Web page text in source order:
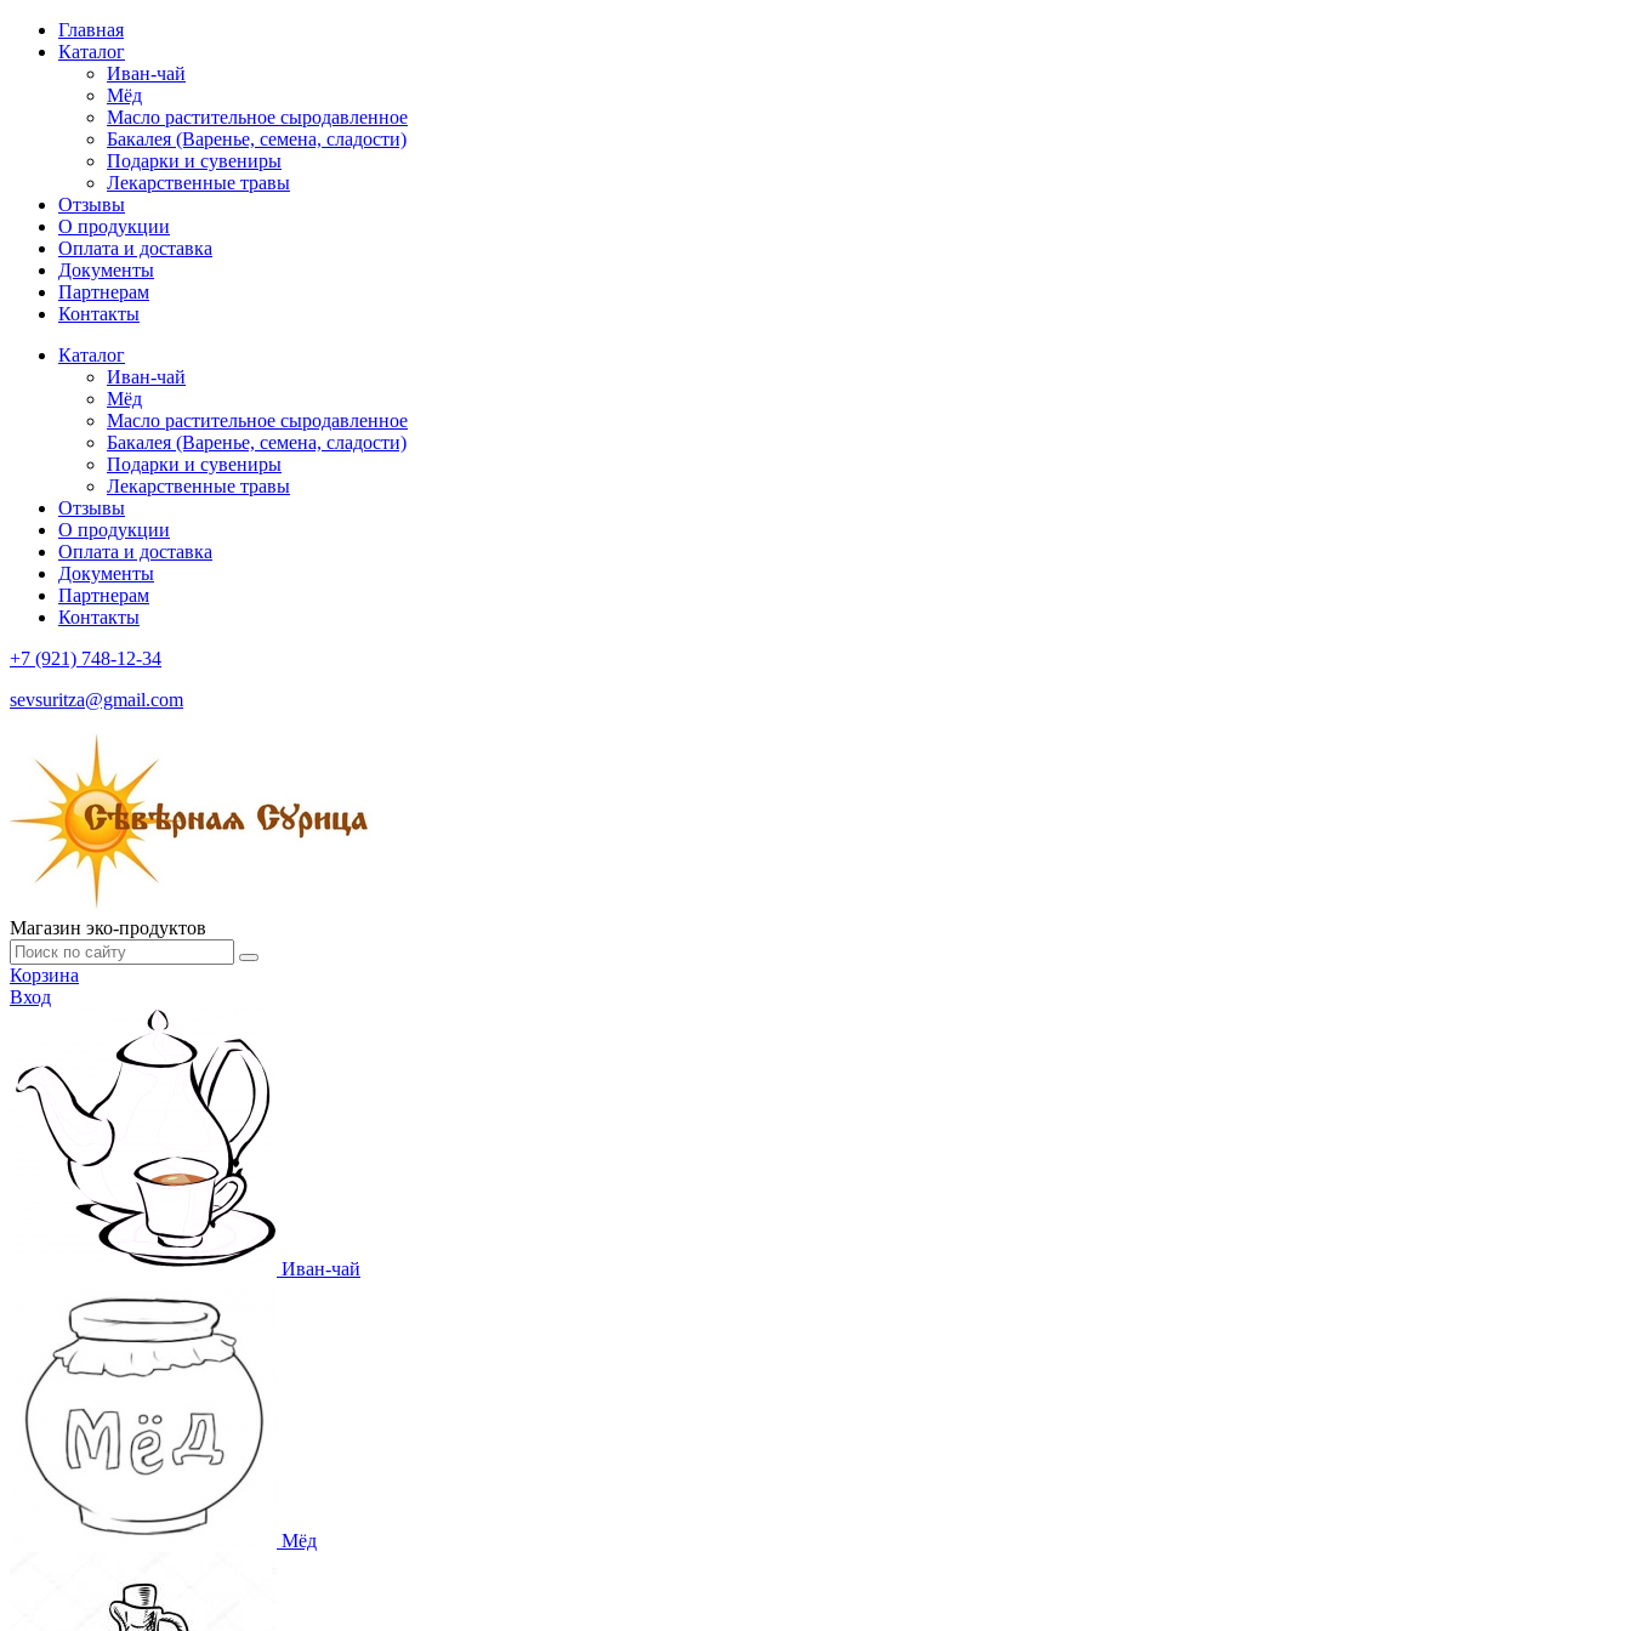
Главная
Каталог
Иван-чай
Мёд
Масло растительное сыродавленное
Бакалея (Варенье, семена, сладости)
Подарки и сувениры
Лекарственные травы
Отзывы
О продукции
Оплата и доставка
Документы
Партнерам
Контакты
Каталог
Иван-чай
Мёд
Масло растительное сыродавленное
Бакалея (Варенье, семена, сладости)
Подарки и сувениры
Лекарственные травы
Отзывы
О продукции
Оплата и доставка
Документы
Партнерам
Контакты
+7 (921) 748-12-34
sevsuritza@gmail.com
Магазин эко-продуктов
Корзина
Вход
Иван-чай
Мёд